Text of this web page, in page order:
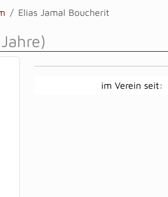
Elias Jamal Boucherit
im Verein seit: